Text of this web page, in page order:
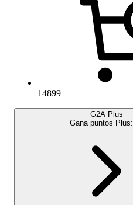
14899
G2A Plus
Gana puntos Plus: